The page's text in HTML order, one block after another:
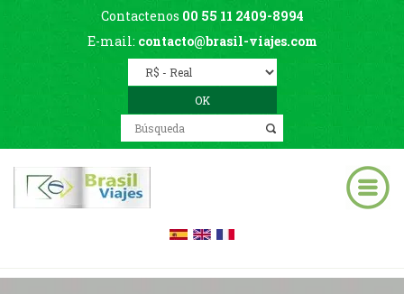
Contactenos 00 55 11 2409-8994
E-mail: contacto@brasil-viajes.com